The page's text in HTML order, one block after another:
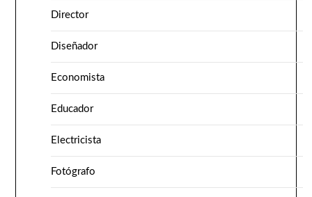
Director
Diseñador
Economista
Educador
Electricista
Fotógrafo